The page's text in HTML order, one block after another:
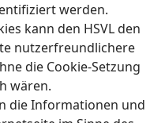
werden.
kann den HSVL den
nutzerfreundlichere
die Cookie-Setzung
wären.
die Informationen und